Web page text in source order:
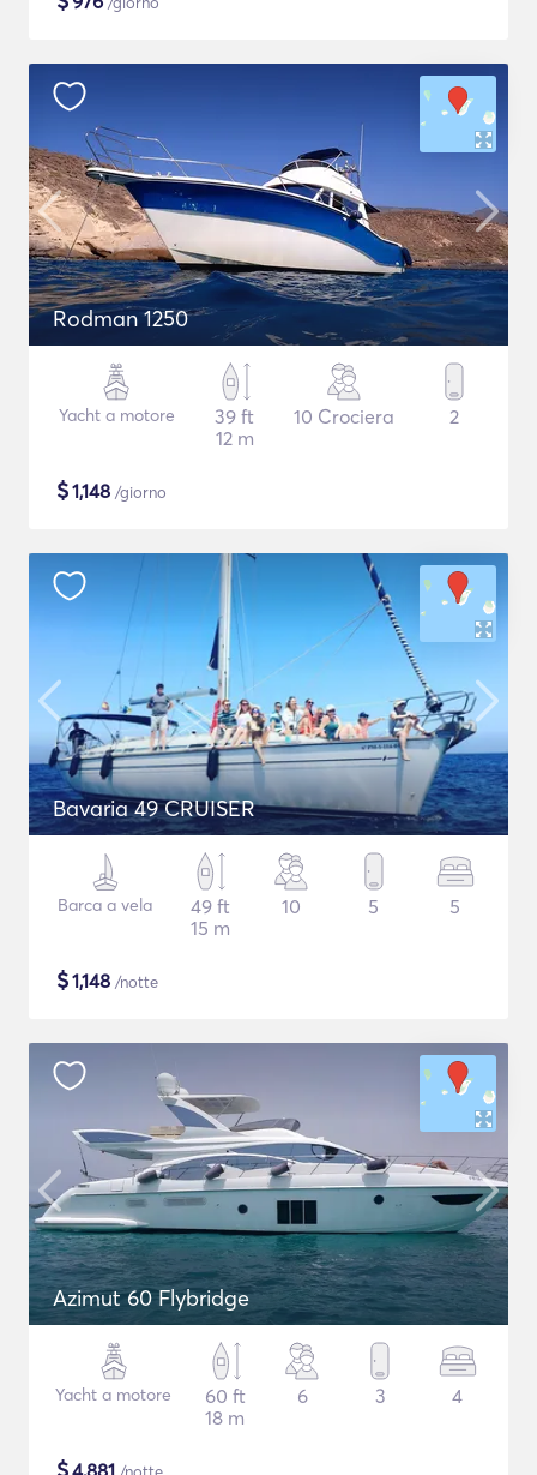
Rodman 1250
Yacht a motore
39 ft
12 m
10 Crociera 2
$1,148 /giorno
Bavaria 49 CRUISER
Barca a vela
49 ft
15 m
10 5 5
$1,148 /notte
Azimut 60 Flybridge
Yacht a motore
60 ft
18 m
6 3 4
4,881